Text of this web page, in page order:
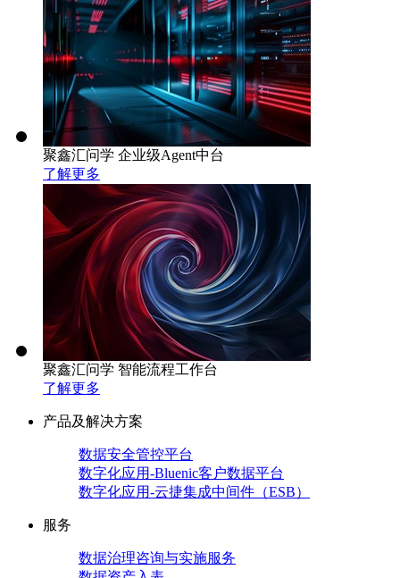
聚鑫汇问学 企业级Agent中台
了解更多
聚鑫汇问学 智能流程工作台
了解更多
产品及解决方案
数据安全管控平台
数字化应用-Bluenic客户数据平台
数字化应用-云捷集成中间件（ESB）
服务
数据治理咨询与实施服务